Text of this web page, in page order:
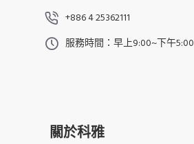
+886 4 25362111
服務時間：早上9:00~下午5:00
關於科雅